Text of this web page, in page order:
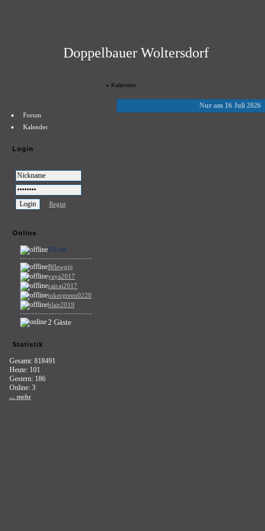
Doppelbauer Woltersdorf
» Kalender
Forum
Kalender
Login
Regist
Online
0 User
Bflewgjjj
yaya2017
caicai2017
jokergreen0220
blair2019
2 Gäste
Statistik
Gesamt: 818491
Heute: 101
Gestern: 186
Online: 3
... mehr
Nur am 16 Juli 2026